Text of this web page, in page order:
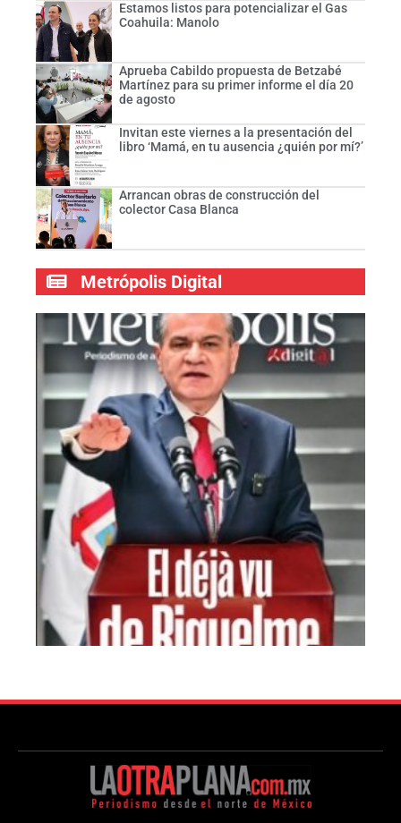
Estamos listos para potencializar el Gas
Coahuila: Manolo
Aprueba Cabildo propuesta de Betzabé
Martínez para su primer informe el día 20
de agosto
Invitan este viernes a la presentación del
libro ‘Mamá, en tu ausencia ¿quién por mí?’
Arrancan obras de construcción del
colector Casa Blanca
Metrópolis Digital